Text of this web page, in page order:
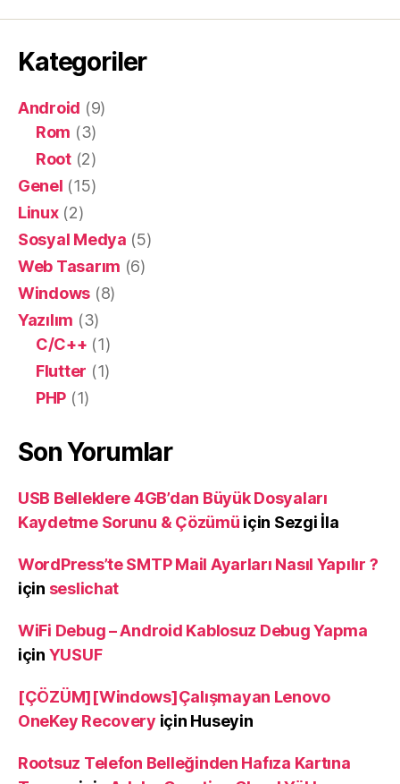
Kategoriler
Android (9)
Rom (3)
Root(2)
Genel (15)
Linux(2)
Sosyal Medya (5)
Web Tasarım (6)
Windows (8)
Yazılım (3)
C/C++ (1)
Flutter (1)
PHP (1)
Son Yorumlar
USB Belleklere 4GB’dan Büyük Dosyaları
Kaydetme Sorunu & Çözümü için Sezgi İla
WordPress’te SMTP Mail Ayarları Nasıl Yapılır ?
için seslichat
WiFi Debug – Android Kablosuz Debug Yapma
için YUSUF
[ÇÖZÜM][Windows]Çalışmayan Lenovo
OneKey Recovery için Huseyin
Rootsuz Telefon Belleğinden Hafıza Kartına